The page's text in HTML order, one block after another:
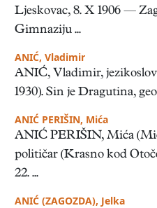
Ljeskovac, 8. X 1906 —
Gimnaziju ...
ANIĆ, Vladimir
ANIĆ, Vladimir,
1930). Sin je Dragutina,
ANIĆ PERIŠIN, Mića
ANIĆ PERIŠIN, Mića
političar (Krasno kod
22. ...
ANIĆ (ZAGOZDA), Jelka